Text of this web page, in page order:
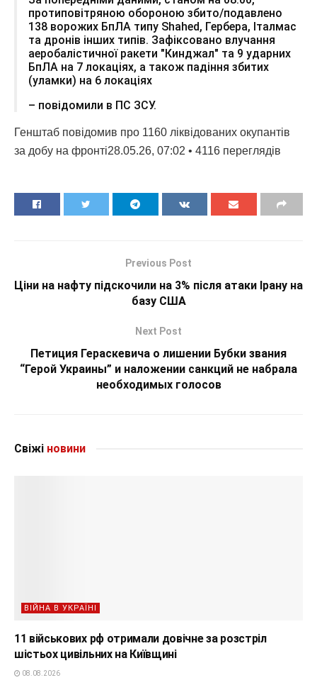
протиповітряною обороною збито/подавлено
138 ворожих БпЛА типу Shahed, Гербера, Італмас
та дронів інших типів. Зафіксовано влучання
аеробалістичної ракети "Кинджал" та 9 ударних
БпЛА на 7 локаціях, а також падіння збитих
(уламки) на 6 локаціях
– повідомили в ПС ЗСУ.
Генштаб повідомив про 1160 ліквідованих окупантів
за добу на фронті28.05.26, 07:02 • 4116 переглядiв
Previous Post
Ціни на нафту підскочили на 3% після атаки Ірану на
базу США
Next Post
Петиция Гераскевича о лишении Бубки звания
“Герой Украины” и наложении санкций не набрала
необходимых голосов
Свіжі новини
ВІЙНА В УКРАЇНІ
11 військових рф отримали довічне за розстріл
шістьох цивільних на Київщині
08.08.2026